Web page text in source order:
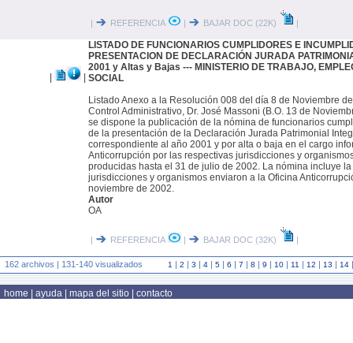
| REFERENCIA | BAJAR DOC (22K) |
LISTADO DE FUNCIONARIOS CUMPLIDORES E
PRESENTACION DE DECLARACIÓN JURADA
2001 y Altas y Bajas --- MINISTERIO DE TRABAJO,
SOCIAL
Listado Anexo a la Resolución 008 del día 8 de Noviembre
Control Administrativo, Dr. José Massoni (B.O. 13 de
se dispone la publicación de la nómina de funcionarios
de la presentación de la Declaración Jurada Patrimonial
correspondiente al año 2001 y por alta o baja en el cargo
Anticorrupción por las respectivas jurisdicciones y
producidas hasta el 31 de julio de 2002. La nómina incluye
jurisdicciones y organismos enviaron a la Oficina
noviembre de 2002.
Autor
OA
| REFERENCIA | BAJAR DOC (32K) |
162 archivos | 131-140 visualizados 1 | 2 | 3 | 4 | 5 | 6 | 7 | 8 | 9 | 10 | 11 | 12 | 13 | 14
home ayuda mapa del sitio contacto